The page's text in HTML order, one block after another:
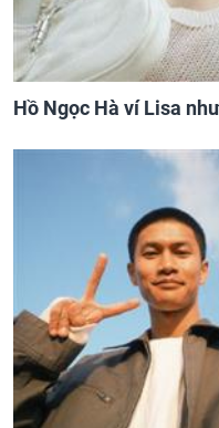
Hồ Ngọc Hà ví Lisa